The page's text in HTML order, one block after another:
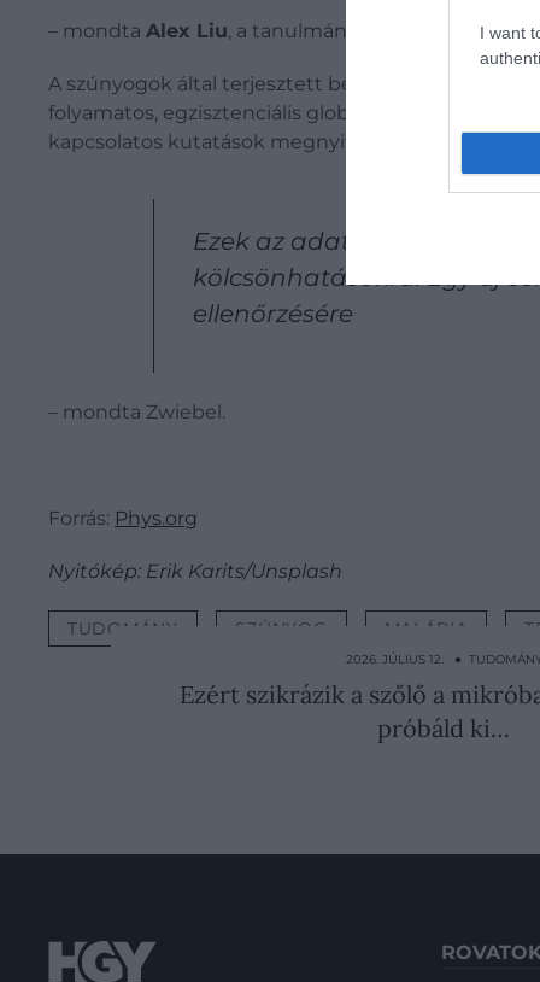
I want
– mondta Alex Liu, a tanulmány társszerzője és
A szúnyogok által terjesztett betegségek, mint
folyamatos, egzisztenciális globális egészségügyi
kapcsolatos kutatások megnyitják az utat a
Ezek az adatok rámutatnak
kölcsönhatásokra. Egy új
ellenőrzésére
– mondta Zwiebel.
Forrás: Phys.org
Nyitókép: Erik Karits/Unsplash
TUDOMÁNY SZÚNYOG MALÁRIA
2026. JÚLIUS 12. ●
Ezért szikrázik a szőlő a
próbáld ki…